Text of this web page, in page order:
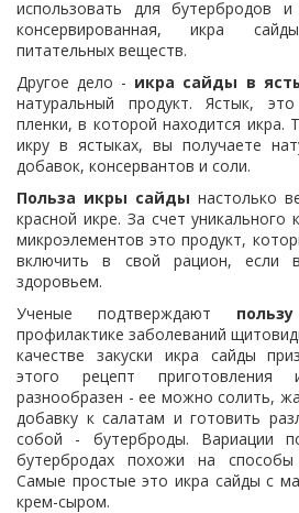
использовать для бутербродов
консервированная, икра
питательных веществ.
Другое дело - икра сайды в
натуральный продукт. Ястык,
пленки, в которой находится икра.
икру в ястыках, вы получаете
добавок, консервантов и соли.
Польза икры сайды настолько
красной икре. За счет уникального
микроэлементов это продукт,
включить в свой рацион, если
здоровьем.
Ученые подтверждают
профилактике заболеваний
качестве закуски икра сайды
этого рецепт
разнообразен - ее можно солить,
добавку к салатам и готовить
собой - бутерброды. Вариации
бутербродах похожи на
Самые простые это икра сайды с
крем-сыром.